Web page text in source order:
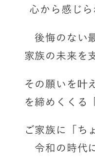
心から感じら
後悔のない
家族の未来を
その願いを叶
を締めくくる
ご家族に「ち
令和の時代